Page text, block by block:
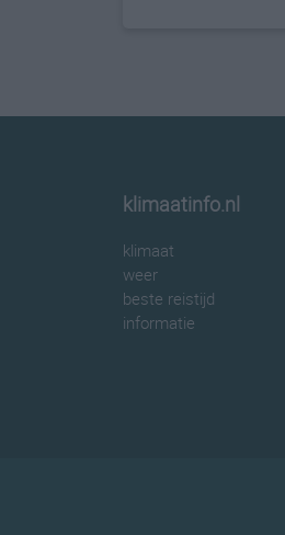
klimaatinfo.nl
klimaat
weer
beste reistijd
informatie